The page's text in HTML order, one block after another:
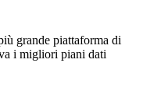
grande piattaforma di
i migliori piani dati